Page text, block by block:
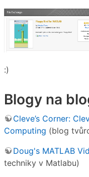
:)
Blogy na
Cleve’s Corner:
Computing (blog
Doug's MATLAB
techniky v Matlabu)